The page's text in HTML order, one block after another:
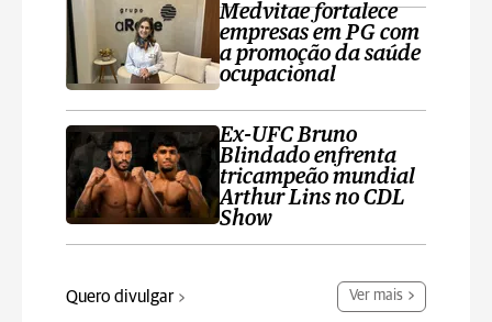
Medvitae fortalece
empresas em PG com
a promoção da saúde
ocupacional
Ex-UFC Bruno
Blindado enfrenta
tricampeão mundial
Arthur Lins no CDL
Show
Quero divulgar Ver mais